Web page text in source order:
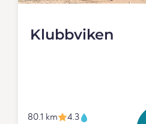
Klubbviken
80.1 km 4.3